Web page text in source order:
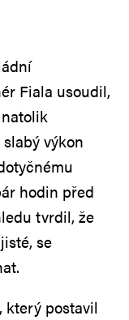
Fiala usoudil,
výkon
hodin před
tvrdil, že
se
který postavil